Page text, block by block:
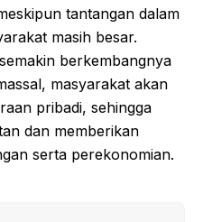
tantangan dalam
masih besar.
berkembangnya
masyarakat akan
pribadi, sehingga
dan memberikan
serta perekonomian.